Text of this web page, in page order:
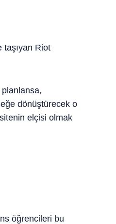
taşıyan Riot
dönüştürecek o
elçisi olmak
öğrencileri bu